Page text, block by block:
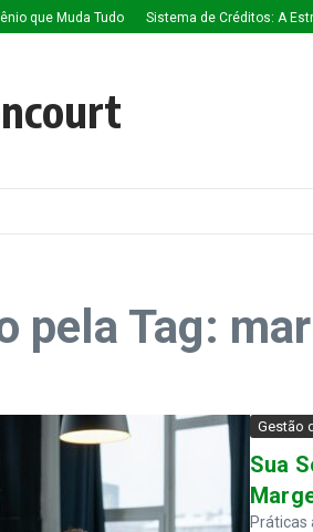
que Muda Tudo Sistema de Créditos: A
pela Tag:
Gestão
Sua
Práticas